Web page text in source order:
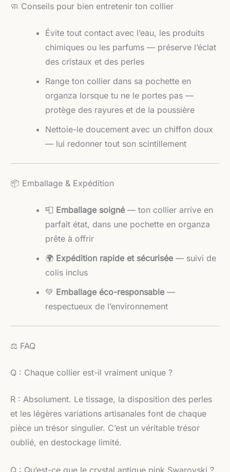
🧼 Conseils pour bien entretenir ton collier
Évite tout contact avec l’eau, les produits
chimiques ou les parfums — préserve l’éclat
des cristaux et des perles
Range ton collier dans sa pochette en
organza lorsque tu ne le portes pas —
protège des rayures et de la poussière
Nettoie-le doucement avec un chiffon doux
— lui redonner tout son scintillement
📦 Emballage & Expédition
📮 Emballage soigné— ton collier arrive en
parfait état, dans une pochette en organza
prête à offrir
🌍 Expédition rapide et sécurisée— suivi de
colis inclus
💚 Emballage éco-responsable—
respectueux de l’environnement
⚖️ FAQ
Q : Chaque collier est-il vraiment unique ?
R : Absolument. Le tissage, la disposition des perles
et les légères variations artisanales font de chaque
pièce un trésor singulier. C’est un véritable trésor
oublié, en destockage limité.
Q : Qu’est-ce que le crystal antique pink Swarovski ?